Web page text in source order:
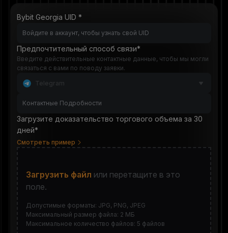
Bybit Georgia UID *
Предпочтительный способ связи*
Введите действительные контактные данные, чтобы мы могли
связаться с вами по поводу заявки.
Telegram
Загрузите доказательство торгового объема за 30
дней*
Смотреть пример
Загрузить файл или перетащите в это
поле.
Допустимые форматы: JPG, PNG, JPEG
Максимальный размер файла: 2 МБ
Максимальное количество файлов: 5 файлов